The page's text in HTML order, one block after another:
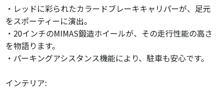
・レッドに彩られたカラードブレーキキャリパーが、足元
をスポーティーに演出。
・20インチのMIMAS鍛造ホイールが、その走行性能の高さ
を物語ります。
・パーキングアシスタンス機能により、駐車も安心です。
インテリア: